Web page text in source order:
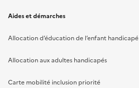
Aides et démarches
Allocation d’éducation de l’enfant handicapé
Allocation aux adultes handicapés
Carte mobilité inclusion priorité